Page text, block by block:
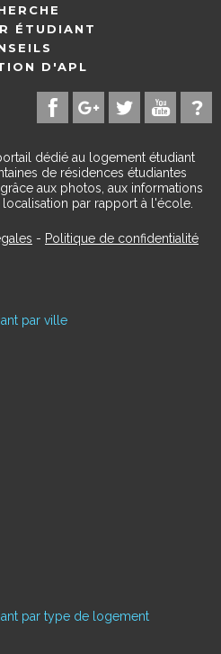
ÉTUDIANT
D'APL
dédié au logement étudiant
de résidences étudiantes
aux photos, aux informations
par rapport à l'école.
- Politique de confidentialité
par ville
par type de logement